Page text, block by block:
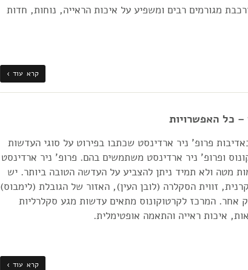
מגורמים רבים ומשפיע על איכות הראייה, נוחות, חדות
קרא עוד ›
– כל האפשרויות
פרופ' ניר ארדינסט שכתבו בפירוט על סוגי העדשות
ופרופ' ניר ארדינסט משתמשים בהם. פרופ' ניר ארדינסט
מטה ולא תמיד ניתן להצביע על העדשה הטובה ביותר. יש
זווית הסקלרה (לובן העין), האזור של הגובלת (לימבוס)
אחר. המרכז לקרטוקונוס מתאים עדשות מגע סקלרליות
איכות ראייה והתאמה אופטימלית.
קרא עוד ›